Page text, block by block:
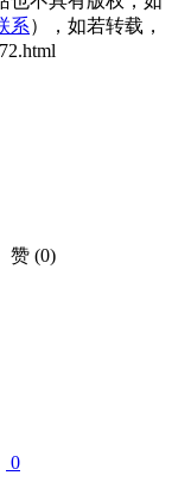
系），如若转载，
赞 (0)
0